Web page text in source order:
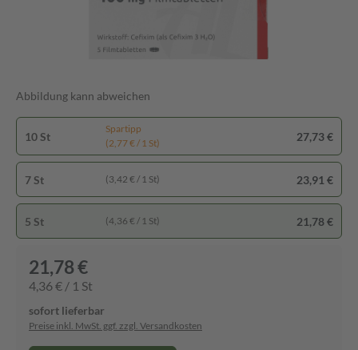
Abbildung kann abweichen
10 St
Spartipp
(2,77 € / 1 St)
27,73 €
7 St (3,42 € / 1 St) 23,91 €
5 St (4,36 € / 1 St) 21,78 €
21,78 €
4,36 € / 1 St
sofort lieferbar
Preise inkl. MwSt. ggf. zzgl. Versandkosten